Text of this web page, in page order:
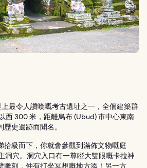
上最令人讚嘆嘅考古遺址之一，全個建築群
西 300 米，距離烏布 (Ubud) 市中心東南
史遺跡而聞名。
拾級而下，你就會參觀到滿佈文物嘅庭
洞穴。洞穴入口有一尊瞪大雙眼嘅卡拉神
雕刻，仲有打坐冥想嘅地方添！另一方